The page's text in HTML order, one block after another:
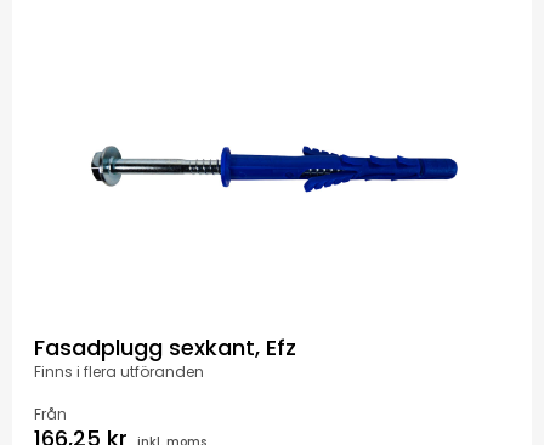
Fasadplugg sexkant, Efz
Finns i flera utföranden
Från
166,25 kr